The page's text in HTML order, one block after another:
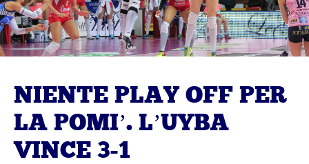
NIENTE PLAY OFF PER
LA POMI’. L’UYBA
VINCE 3-1